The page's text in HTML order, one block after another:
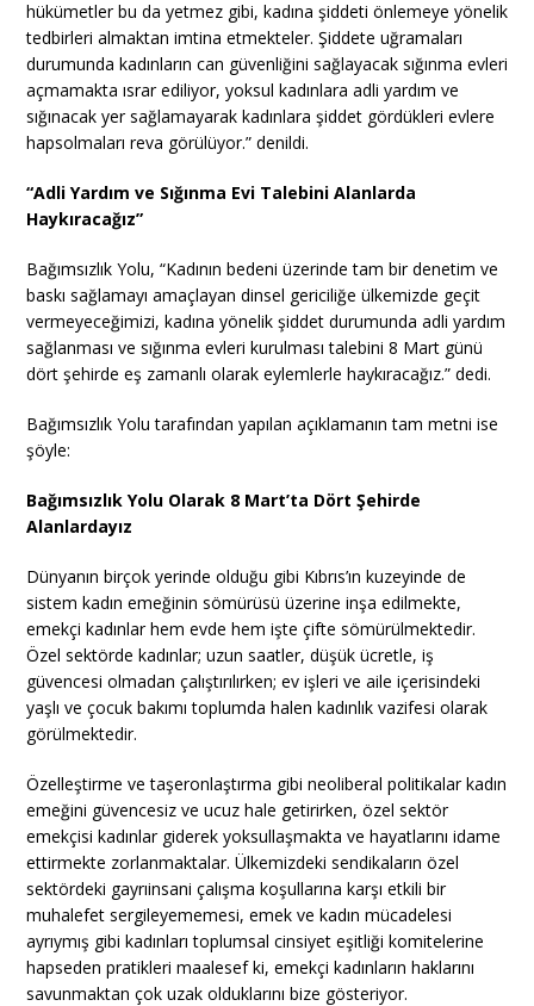
hükümetler bu da yetmez gibi, kadına şiddeti önlemeye yönelik
tedbirleri almaktan imtina etmekteler. Şiddete uğramaları
durumunda kadınların can güvenliğini sağlayacak sığınma evleri
açmamakta ısrar ediliyor, yoksul kadınlara adli yardım ve
sığınacak yer sağlamayarak kadınlara şiddet gördükleri evlere
hapsolmaları reva görülüyor.” denildi.
“Adli Yardım ve Sığınma Evi Talebini Alanlarda
Haykıracağız”
Bağımsızlık Yolu, “Kadının bedeni üzerinde tam bir denetim ve
baskı sağlamayı amaçlayan dinsel gericiliğe ülkemizde geçit
vermeyeceğimizi, kadına yönelik şiddet durumunda adli yardım
sağlanması ve sığınma evleri kurulması talebini 8 Mart günü
dört şehirde eş zamanlı olarak eylemlerle haykıracağız.” dedi.
Bağımsızlık Yolu tarafından yapılan açıklamanın tam metni ise
şöyle:
Bağımsızlık Yolu Olarak 8 Mart’ta Dört Şehirde
Alanlardayız
Dünyanın birçok yerinde olduğu gibi Kıbrıs’ın kuzeyinde de
sistem kadın emeğinin sömürüsü üzerine inşa edilmekte,
emekçi kadınlar hem evde hem işte çifte sömürülmektedir.
Özel sektörde kadınlar; uzun saatler, düşük ücretle, iş
güvencesi olmadan çalıştırılırken; ev işleri ve aile içerisindeki
yaşlı ve çocuk bakımı toplumda halen kadınlık vazifesi olarak
görülmektedir.
Özelleştirme ve taşeronlaştırma gibi neoliberal politikalar kadın
emeğini güvencesiz ve ucuz hale getirirken, özel sektör
emekçisi kadınlar giderek yoksullaşmakta ve hayatlarını idame
ettirmekte zorlanmaktalar. Ülkemizdeki sendikaların özel
sektördeki gayrıinsani çalışma koşullarına karşı etkili bir
muhalefet sergileyememesi, emek ve kadın mücadelesi
ayrıymış gibi kadınları toplumsal cinsiyet eşitliği komitelerine
hapseden pratikleri maalesef ki, emekçi kadınların haklarını
savunmaktan çok uzak olduklarını bize gösteriyor.